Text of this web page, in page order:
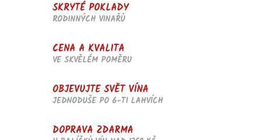
SKRYTÉ POKLADY
RODINNÝCH VINAŘŮ
CENA A KVALITA
VE SKVĚLÉM POMĚRU
OBJEVUJTE SVĚT VÍNA
JEDNODUŠE PO 6-TI LAHVÍCH
DOPRAVA ZDARMA